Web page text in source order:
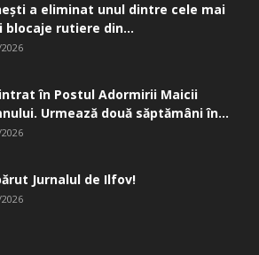
a eliminat unul dintre cele mai
blocaje rutiere din...
în Postul Adormirii Maicii
Urmează două săptămâni în...
Jurnalul de Ilfov!